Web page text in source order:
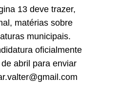
13 deve trazer,
matérias sobre
municipais.
oficialmente
abril para enviar